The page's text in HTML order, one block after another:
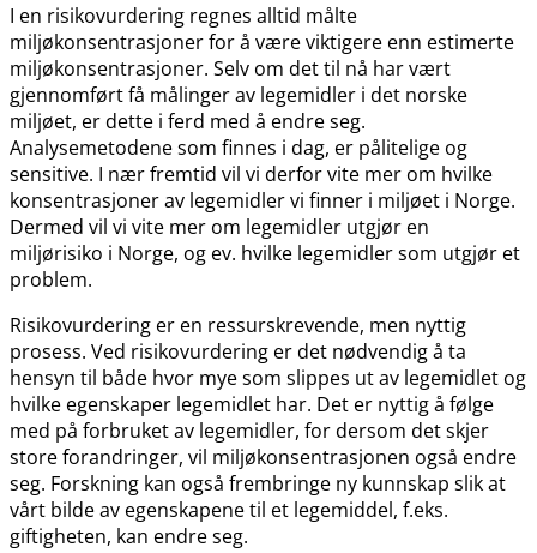
I en risikovurdering regnes alltid målte
miljøkonsentrasjoner for å være viktigere enn estimerte
miljøkonsentrasjoner. Selv om det til nå har vært
gjennomført få målinger av legemidler i det norske
miljøet, er dette i ferd med å endre seg.
Analysemetodene som finnes i dag, er pålitelige og
sensitive. I nær fremtid vil vi derfor vite mer om hvilke
konsentrasjoner av legemidler vi finner i miljøet i Norge.
Dermed vil vi vite mer om legemidler utgjør en
miljørisiko i Norge, og ev. hvilke legemidler som utgjør et
problem.
Risikovurdering er en ressurskrevende, men nyttig
prosess. Ved risikovurdering er det nødvendig å ta
hensyn til både hvor mye som slippes ut av legemidlet og
hvilke egenskaper legemidlet har. Det er nyttig å følge
med på forbruket av legemidler, for dersom det skjer
store forandringer, vil miljøkonsentrasjonen også endre
seg. Forskning kan også frembringe ny kunnskap slik at
vårt bilde av egenskapene til et legemiddel, f.eks.
giftigheten, kan endre seg.